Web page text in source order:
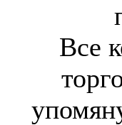
Все